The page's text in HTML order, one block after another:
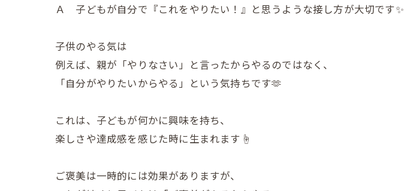
Ａ 子どもが自分で『これをやりたい！』と思うような接し方が大切です✨
子供のやる気は
例えば、親が「やりなさい」と言ったからやるのではなく、
「自分がやりたいからやる」という気持ちです🫶
これは、子どもが何かに興味を持ち、
楽しさや達成感を感じた時に生まれます☝️
ご褒美は一時的には効果がありますが、